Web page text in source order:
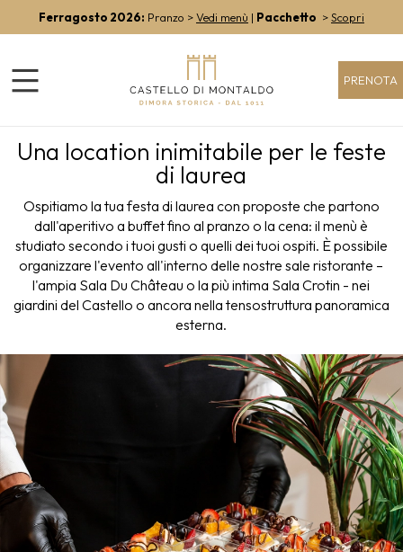
Ferragosto 2026: Pranzo >Vedi menù | Pacchetto >Scopri
PRENOTA
Una location inimitabile per le feste
di laurea
Ospitiamo la tua festa di laurea con proposte che partono
dall'aperitivo a buffet fino al pranzo o la cena: il menù è
studiato secondo i tuoi gusti o quelli dei tuoi ospiti. È possibile
organizzare l'evento all'interno delle nostre sale ristorante –
l'ampia Sala Du Château o la più intima Sala Crotin - nei
giardini del Castello o ancora nella tensostruttura panoramica
esterna.